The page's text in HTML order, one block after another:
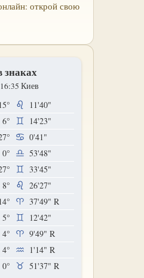
открой свою
Киев
15°
11'40"
6°
14'23"
0'41"
0°
53'48"
33'45"
8°
26'27"
14° 37'49" R
5°
12'42"
4° 9'49" R
4° 1'14" R
0° 51'37" R